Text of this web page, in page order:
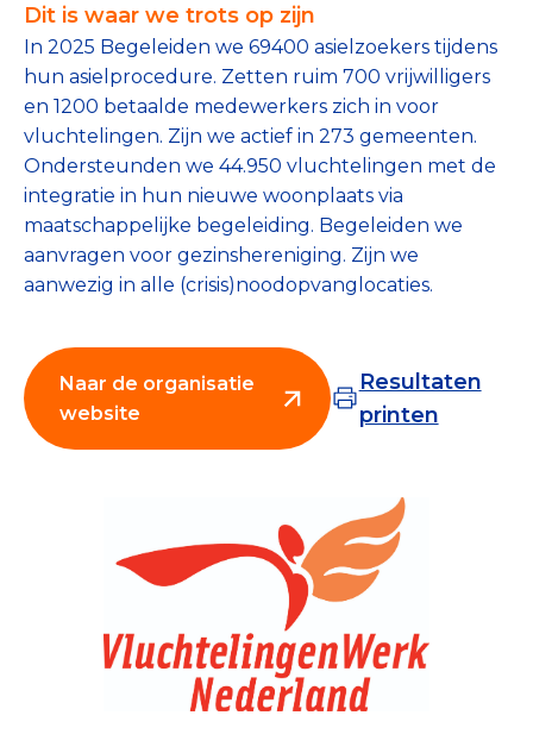
Collecterooster/wervingrooster
Nieuws
Over het CBF
Register Erkende Donatieplatformen
Dit is waar we trots op zijn
In 2025 Begeleiden we 69400 asielzoekers tijdens
hun asielprocedure. Zetten ruim 700 vrijwilligers
en 1200 betaalde medewerkers zich in voor
vluchtelingen. Zijn we actief in 273 gemeenten.
Ondersteunden we 44.950 vluchtelingen met de
integratie in hun nieuwe woonplaats via
maatschappelijke begeleiding. Begeleiden we
aanvragen voor gezinshereniging. Zijn we
aanwezig in alle (crisis)noodopvanglocaties.
Naar de organisatie
website
Resultaten
printen